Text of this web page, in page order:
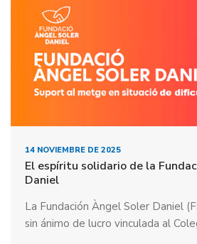
14 NOVIEMBRE DE 2025
El espíritu solidario de la
Daniel
La Fundación Àngel Soler Daniel
sin ánimo de lucro vinculada al